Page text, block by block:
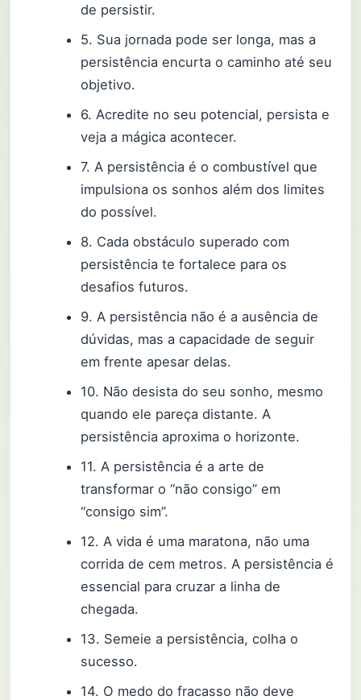
de persistir.
5. Sua jornada pode ser longa, mas a
persistência encurta o caminho até seu
objetivo.
6. Acredite no seu potencial, persista e
veja a mágica acontecer.
7. A persistência é o combustível que
impulsiona os sonhos além dos limites
do possível.
8. Cada obstáculo superado com
persistência te fortalece para os
desafios futuros.
9. A persistência não é a ausência de
dúvidas, mas a capacidade de seguir
em frente apesar delas.
10. Não desista do seu sonho, mesmo
quando ele pareça distante. A
persistência aproxima o horizonte.
11. A persistência é a arte de
transformar o “não consigo” em
“consigo sim”.
12. A vida é uma maratona, não uma
corrida de cem metros. A persistência é
essencial para cruzar a linha de
chegada.
13. Semeie a persistência, colha o
sucesso.
14. O medo do fracasso não deve